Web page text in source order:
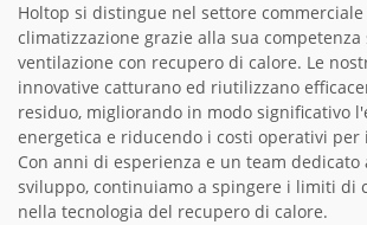
Holtop si distingue nel settore
climatizzazione grazie alla sua
ventilazione con recupero di calore. Le
innovative catturano ed riutilizzano
residuo, migliorando in modo significativo
energetica e riducendo i costi operativi
Con anni di esperienza e un team dedicato
sviluppo, continuiamo a spingere i limiti di
nella tecnologia del recupero di calore.